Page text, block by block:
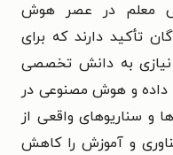
معلم در عصر هوش
تأکید دارند که برای
نیازی به دانش تخصصی
و هوش مصنوعی در
و سناریوهای واقعی از
و آموزش را کاهش